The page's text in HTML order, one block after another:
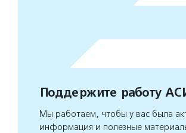
Поддержите работу
Мы работаем, чтобы у вас была
информация и полезные